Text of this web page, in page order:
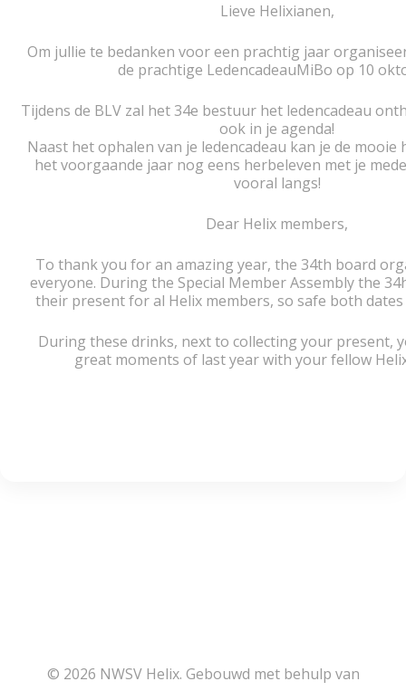
Lieve Helixianen,
Om jullie te bedanken voor een prachtig jaar
de prachtige LedencadeauMiBo op 10
Tijdens de BLV zal het 34e bestuur het ledencadeau
ook in je agenda!
Naast het ophalen van je ledencadeau kan je de
het voorgaande jaar nog eens herbeleven met je
vooral langs!
Dear Helix members,
To thank you for an amazing year, the 34th board
everyone. During the Special Member Assembly the
their present for al Helix members, so safe both
During these drinks, next to collecting your present,
great moments of last year with your fellow
© 2026 NWSV Helix. Gebouwd met behulp van